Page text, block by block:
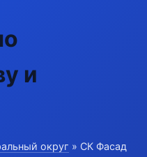
и
округ » СК Фасад